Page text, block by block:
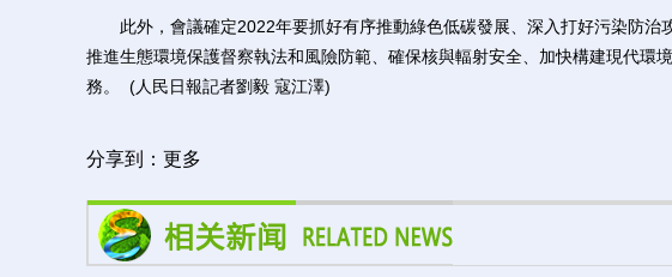
此外，會議確定2022年要抓好有序推動綠色低碳發展、深入打好污染防治
推進生態環境保護督察執法和風險防範、確保核與輻射安全、加快構建現代環
務。 (人民日報記者劉毅 寇江澤)
分享到： 更多